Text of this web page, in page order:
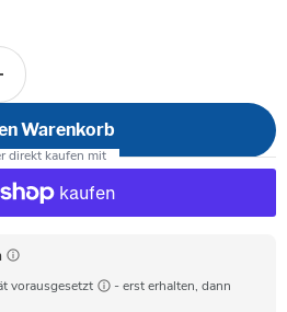
Warenkorb
vorausgesetzt
- erst erhalten, dann